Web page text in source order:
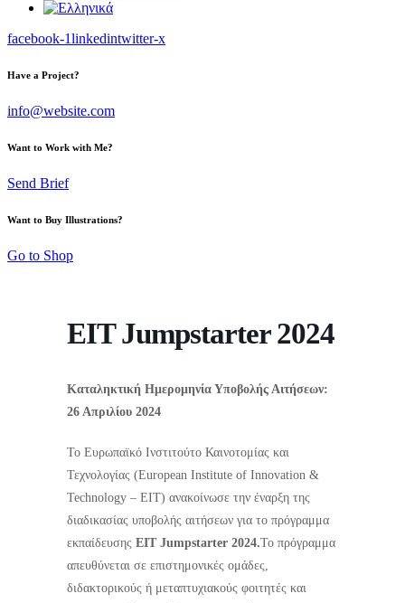
facebook-1linkedintwitter-x
Have a Project?
info@website.com
Want to Work with Me?
Send Brief
Want to Buy Illustrations?
Go to Shop
EIT Jumpstarter 2024
Καταληκτική Ημερομηνία Υποβολής Αιτήσεων:
26 Απριλίου 2024
Το Ευρωπαϊκό Ινστιτούτο Καινοτομίας και
Τεχνολογίας (European Institute of Innovation &
Technology – EIT) ανακοίνωσε την έναρξη της
διαδικασίας υποβολής αιτήσεων για το πρόγραμμα
εκπαίδευσης EIT Jumpstarter 2024.Το πρόγραμμα
απευθύνεται σε επιστημονικές ομάδες,
διδακτορικούς ή μεταπτυχιακούς φοιτητές και